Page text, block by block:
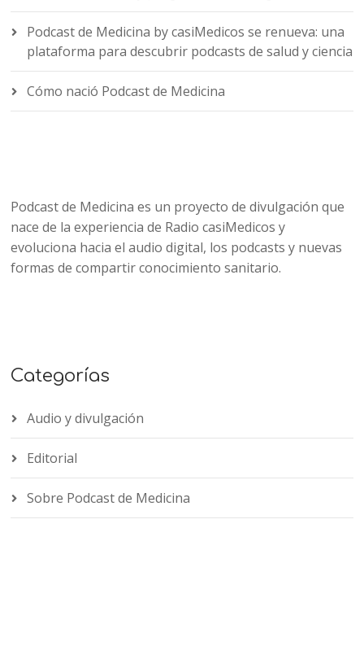
Podcast de Medicina by casiMedicos se renueva: una
plataforma para descubrir podcasts de salud y ciencia
Cómo nació Podcast de Medicina
Podcast de Medicina es un proyecto de divulgación que
nace de la experiencia de Radio casiMedicos y
evoluciona hacia el audio digital, los podcasts y nuevas
formas de compartir conocimiento sanitario.
Categorías
Audio y divulgación
Editorial
Sobre Podcast de Medicina